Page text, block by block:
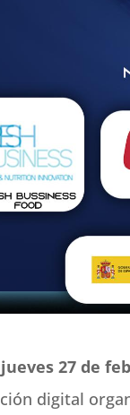
jueves 27 de
digital